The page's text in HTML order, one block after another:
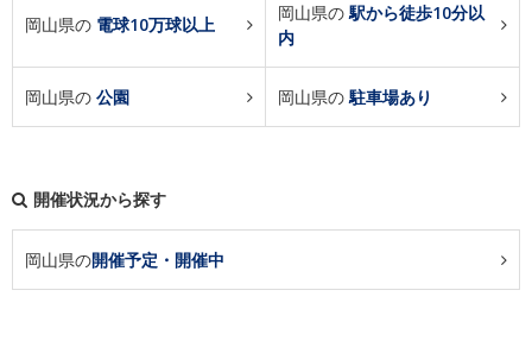
岡山県の 電球10万球以上
岡山県の駅から徒歩10分以
内
岡山県の 公園 岡山県の駐車場あり
開催状況から探す
岡山県の開催予定・開催中